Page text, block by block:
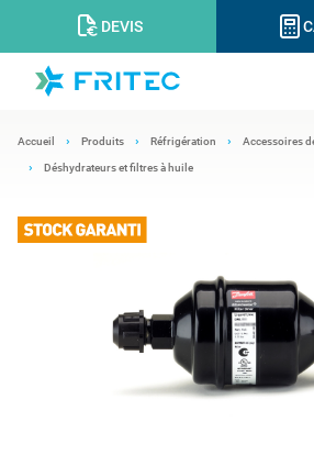
DEVIS
Accueil Produits Réfrigération Accessoires
Déshydrateurs et filtres à huile